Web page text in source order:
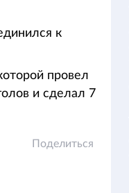
к
провел
и сделал 7
Поделиться